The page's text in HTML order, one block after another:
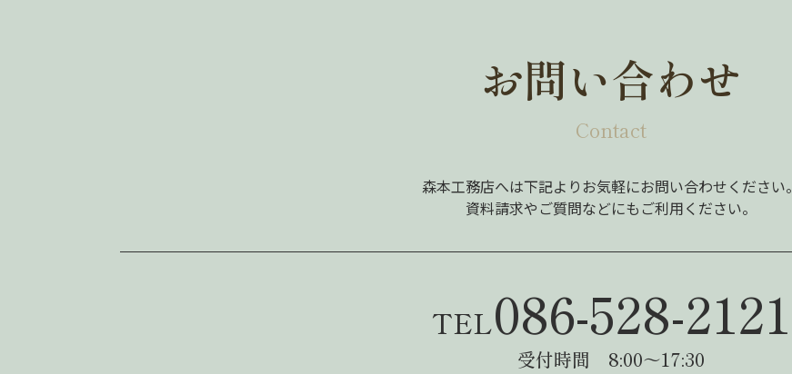
お問い合わせ
Contact
森本工務店へは下記よりお気軽にお問い合わせください。
資料請求やご質問などにもご利用ください。
TEL086-528-2121
受付時間 8:00～17:30